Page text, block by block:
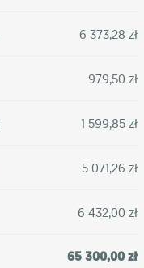
6 373,28 zł
979,50 zł
1 599,85 zł
5 071,26 zł
6 432,00 zł
65 300,00 zł